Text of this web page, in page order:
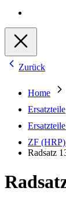
Zurück
Home
Ersatzteile
ZF
Radsatz